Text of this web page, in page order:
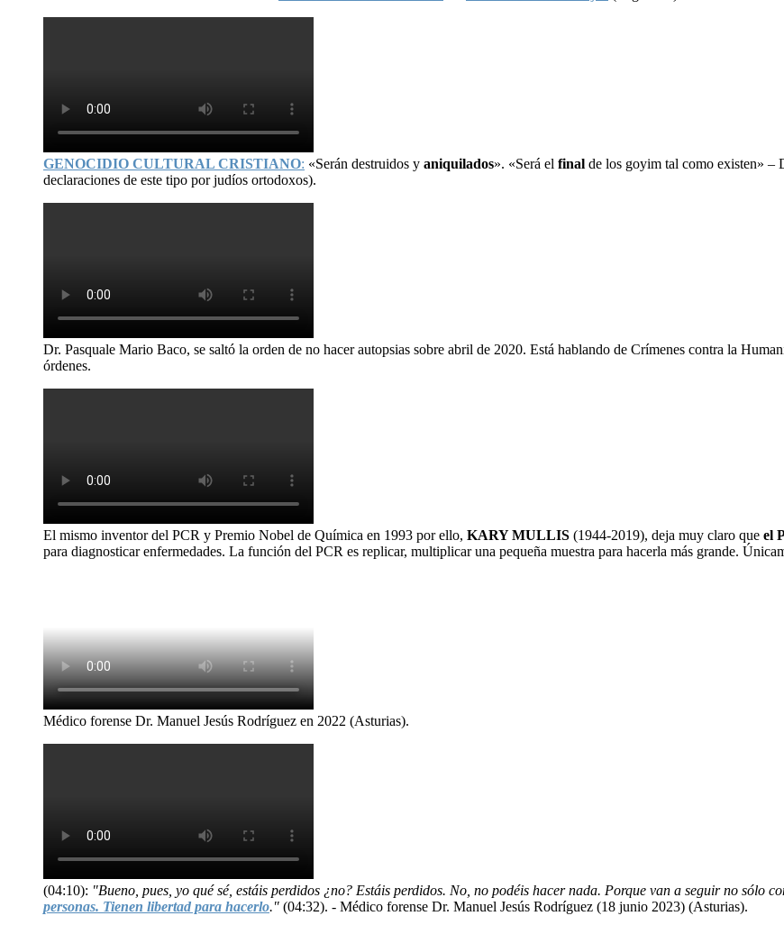
GENOCIDIO CULTURAL CRISTIANO: «Serán destruidos y aniquilados». «Será el final de los goyim tal como existen» –
declaraciones de este tipo por judíos ortodoxos).
Dr. Pasquale Mario Baco, se saltó la orden de no hacer autopsias sobre abril de 2020. Está hablando de Crímenes contra la
órdenes.
El mismo inventor del PCR y Premio Nobel de Química en 1993 por ello, KARY MULLIS (1944-2019), deja muy claro que el
para diagnosticar enfermedades. La función del PCR es replicar, multiplicar una pequeña muestra para hacerla más grande.
Médico forense Dr. Manuel Jesús Rodríguez en 2022 (Asturias).
(04:10): "Bueno, pues, yo qué sé, estáis perdidos ¿no? Estáis perdidos. No, no podéis hacer nada. Porque van a seguir no sólo
personas. Tienen libertad para hacerlo." (04:32). - Médico forense Dr. Manuel Jesús Rodríguez (18 junio 2023) (Asturias).